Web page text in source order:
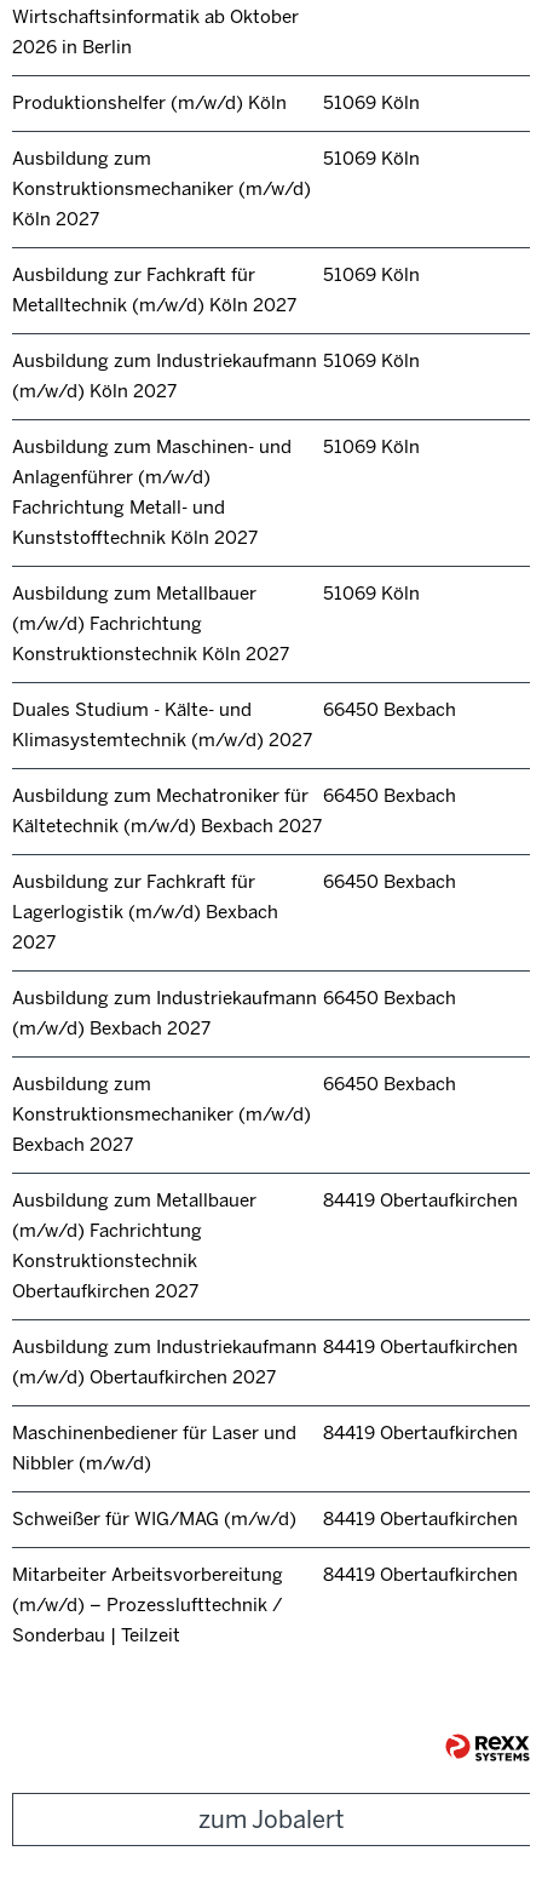
Wirtschaftsinformatik ab Oktober
2026 in Berlin
Produktionshelfer (m/w/d) Köln 51069 Köln
Ausbildung zum
Konstruktionsmechaniker (m/w/d)
Köln 2027
51069 Köln
Ausbildung zur Fachkraft für
Metalltechnik (m/w/d) Köln 2027
51069 Köln
Ausbildung zum Industriekaufmann
(m/w/d) Köln 2027
51069 Köln
Ausbildung zum Maschinen- und
Anlagenführer (m/w/d)
Fachrichtung Metall- und
Kunststofftechnik Köln 2027
51069 Köln
Ausbildung zum Metallbauer
(m/w/d) Fachrichtung
Konstruktionstechnik Köln 2027
51069 Köln
Duales Studium - Kälte- und
Klimasystemtechnik (m/w/d) 2027
66450 Bexbach
Ausbildung zum Mechatroniker für
Kältetechnik (m/w/d) Bexbach 2027
66450 Bexbach
Ausbildung zur Fachkraft für
Lagerlogistik (m/w/d) Bexbach
2027
66450 Bexbach
Ausbildung zum Industriekaufmann
(m/w/d) Bexbach 2027
66450 Bexbach
Ausbildung zum
Konstruktionsmechaniker (m/w/d)
Bexbach 2027
66450 Bexbach
Ausbildung zum Metallbauer
(m/w/d) Fachrichtung
Konstruktionstechnik
Obertaufkirchen 2027
84419 Obertaufkirchen
Ausbildung zum Industriekaufmann
(m/w/d) Obertaufkirchen 2027
84419 Obertaufkirchen
Maschinenbediener für Laser und
Nibbler (m/w/d)
84419 Obertaufkirchen
Schweißer für WIG/MAG (m/w/d) 84419 Obertaufkirchen
Mitarbeiter Arbeitsvorbereitung
(m/w/d) – Prozesslufttechnik /
Sonderbau | Teilzeit
84419 Obertaufkirchen
zum Jobalert